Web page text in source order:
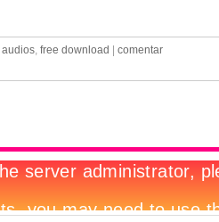
audios, free download
comentar